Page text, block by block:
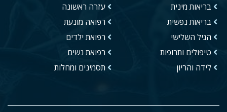
בריאות מינית
בריאות נפשית
הגיל השלישי
טיפולים ותרופות
לידה והריון
עזרה ראשונה
רפואה מונעת
רפואת ילדים
רפואת נשים
תסמינים ומחלות